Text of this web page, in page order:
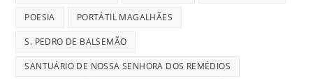
POESIA PORTÁTIL MAGALHÃES
S. PEDRO DE BALSEMÃO
SANTUÁRIO DE NOSSA SENHORA DOS REMÉDIOS